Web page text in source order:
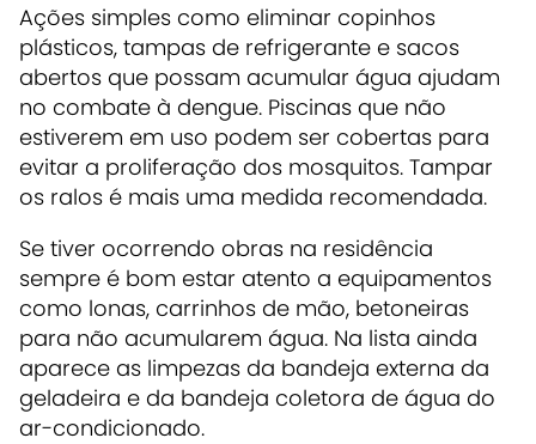
Ações simples como eliminar copinhos
plásticos, tampas de refrigerante e sacos
abertos que possam acumular água ajudam
no combate à dengue. Piscinas que não
estiverem em uso podem ser cobertas para
evitar a proliferação dos mosquitos. Tampar
os ralos é mais uma medida recomendada.
Se tiver ocorrendo obras na residência
sempre é bom estar atento a equipamentos
como lonas, carrinhos de mão, betoneiras
para não acumularem água. Na lista ainda
aparece as limpezas da bandeja externa da
geladeira e da bandeja coletora de água do
ar-condicionado.